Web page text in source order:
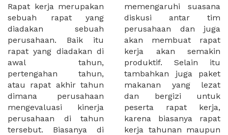
Rapat kerja merupakan
sebuah rapat yang
diadakan sebuah
perusahaan. Baik itu
rapat yang diadakan di
awal tahun,
pertengahan tahun,
atau rapat akhir tahun
dimana perusahaan
mengevaluasi kinerja
perusahaan di tahun
tersebut. Biasanya di
memengaruhi suasana
diskusi antar tim
perusahaan dan juga
akan membuat rapat
kerja akan semakin
produktif. Selain itu
tambahkan juga paket
makanan yang lezat
dan bergizi untuk
peserta rapat kerja,
karena biasanya rapat
kerja tahunan maupun